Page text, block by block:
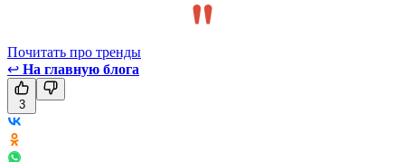
Почитать про тренды
↩ На главную блога
3